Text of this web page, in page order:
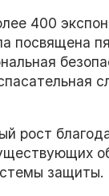
400
посвящена
рост
защиты.